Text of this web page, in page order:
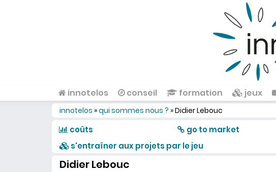
Menu principal
innotelos conseil formation jeux
Vous êtes ici
innotelos »qui sommes nous ? »Didier Lebouc
coûts go to market
s'entraîner aux projets par le jeu
Didier Lebouc